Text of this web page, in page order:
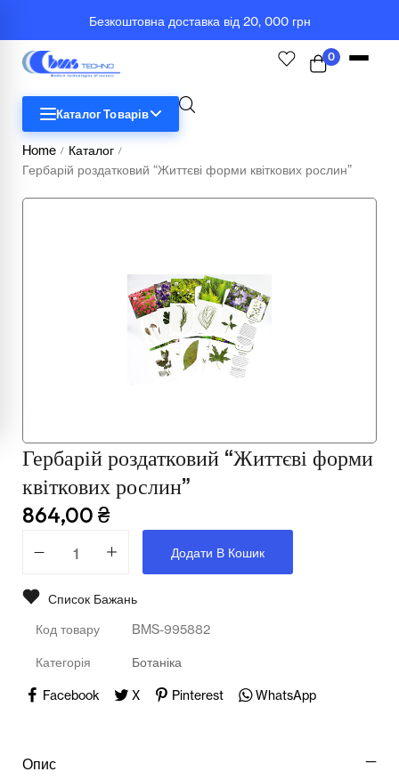
Безкоштовна доставка від 20, 000 грн
0
Каталог Товарів
STEM
Комп'ютерна техніка
Меблі
Телерадіо обладнання
Хімія
Всі товари
Home / Каталог /
Гербарій роздатковий “Життєві форми квіткових рослин”
Гербарій роздатковий “Життєві форми
квіткових рослин”
864,00 ₴
Додати В Кошик
Список Бажань
Код товару BMS-995882
Категорія Ботаніка
Facebook X Pinterest WhatsApp
Опис